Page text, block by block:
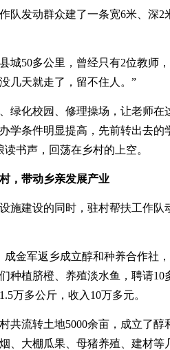
队发动群众建了一条宽6米、深2
城50多公里，曾经只有2位教师
几天就走了，留不住人。”
绿化校园、修理操场，让老师在
学条件明显提高，先前转出去
读书声，回荡在乡村的上空。
，带动乡亲发展产业
施建设的同时，驻村帮扶工作
成金军返乡成立醇和种养合作社
种植脐橙、养殖淡水鱼，聘请
万多公斤，收入10万多元。
共流转土地5000余亩，成立了
、大棚瓜果、母猪养殖、建材等